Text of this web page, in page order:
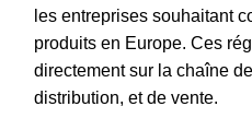
les entreprises souhaitant
produits en Europe. Ces
directement sur la chaîne
distribution, et de vente.